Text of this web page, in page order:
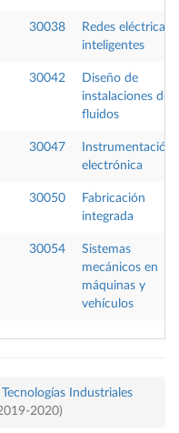
30038
Redes eléctricas
inteligentes
30042
Diseño de
instalaciones de
fluidos
30047
Instrumentación
electrónica
30050
Fabricación
integrada
30054
Sistemas
mecánicos en
máquinas y
vehículos
Industriales
2020)